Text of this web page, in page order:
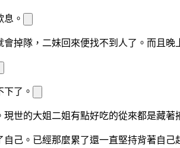
。
掉隊，二妹回來便找不到人了。而且晚
了。
世的大姐二姐有點好吃的從來都是藏著
己。已經那麼累了還一直堅持背著自己